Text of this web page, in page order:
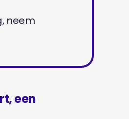
neem
een